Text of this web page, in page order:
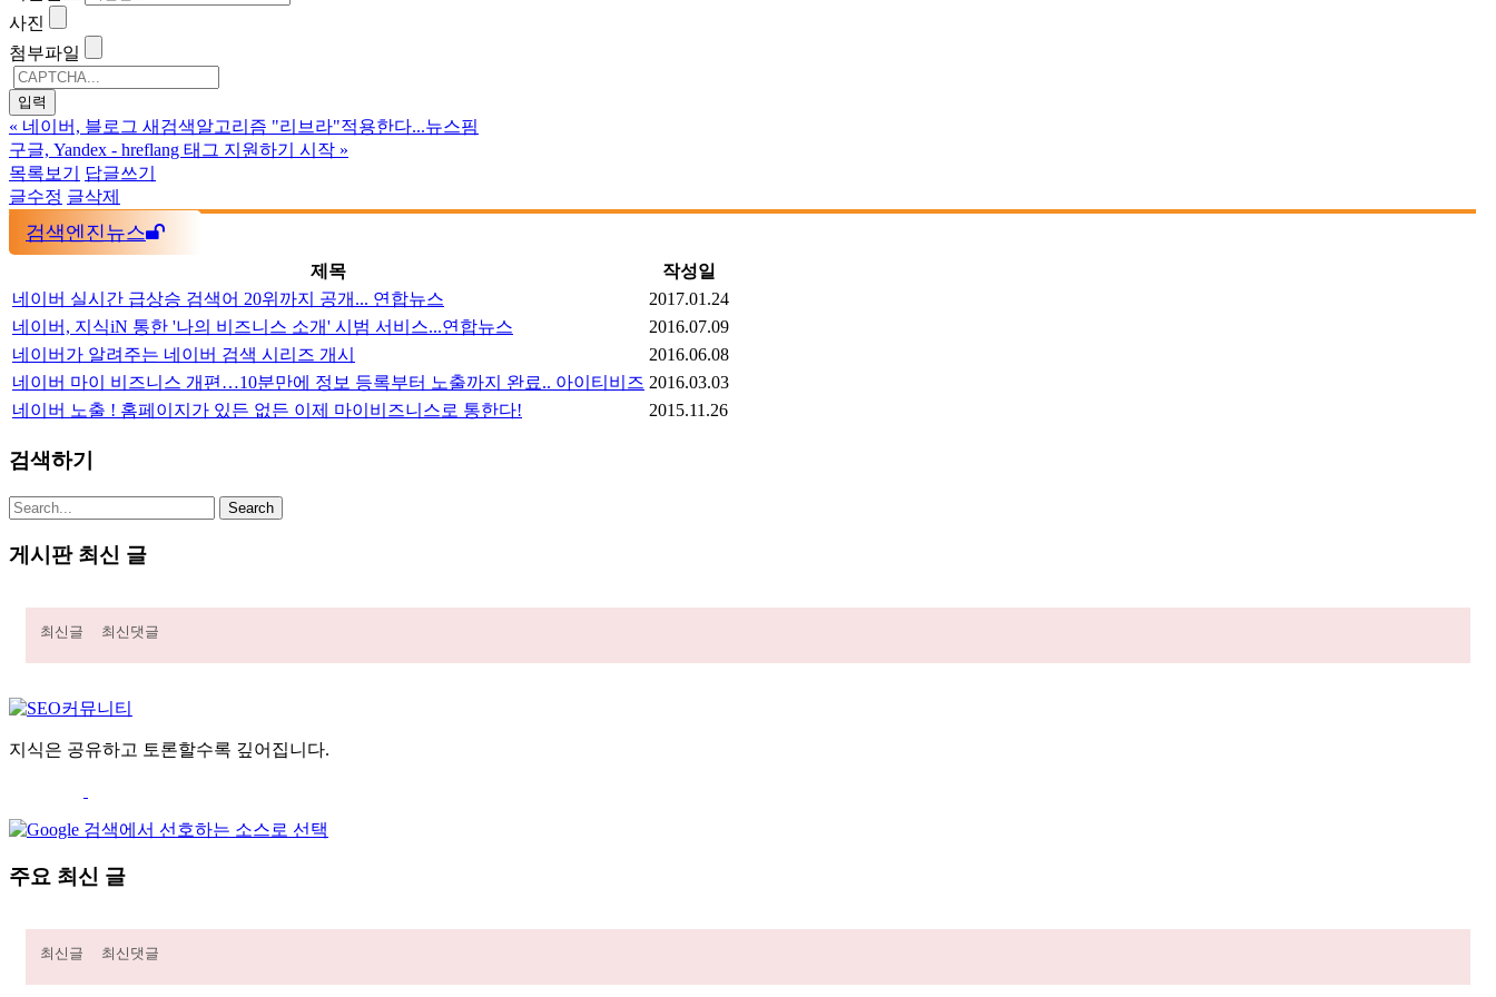
사진
첨부파일
« 네이버, 블로그 새검색알고리즘 "리브라"적용한다...뉴스핌
구글, Yandex - hreflang 태그 지원하기 시작 »
목록보기
답글쓰기
글수정 글삭제
검색엔진뉴스
제목
작성일
네이버 실시간 급상승 검색어 20위까지 공개... 연합뉴스
2017.01.24
네이버, 지식iN 통한 '나의 비즈니스 소개' 시범 서비스...연합뉴스
2016.07.09
네이버가 알려주는 네이버 검색 시리즈 개시
2016.06.08
네이버 마이 비즈니스 개편…10분만에 정보 등록부터 노출까지 완료.. 아이티비즈 2016.03.03
네이버 노출 ! 홈페이지가 있든 없든 이제 마이비즈니스로 통한다!
2015.11.26
검색하기
게시판 최신 글
최신글 최신댓글
지식은 공유하고 토론할수록 깊어집니다.
주요 최신 글
최신글 최신댓글